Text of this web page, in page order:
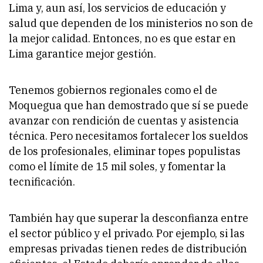
Lima y, aun así, los servicios de educación y
salud que dependen de los ministerios no son de
la mejor calidad. Entonces, no es que estar en
Lima garantice mejor gestión.
Tenemos gobiernos regionales como el de
Moquegua que han demostrado que sí se puede
avanzar con rendición de cuentas y asistencia
técnica. Pero necesitamos fortalecer los sueldos
de los profesionales, eliminar topes populistas
como el límite de 15 mil soles, y fomentar la
tecnificación.
También hay que superar la desconfianza entre
el sector público y el privado. Por ejemplo, si las
empresas privadas tienen redes de distribución